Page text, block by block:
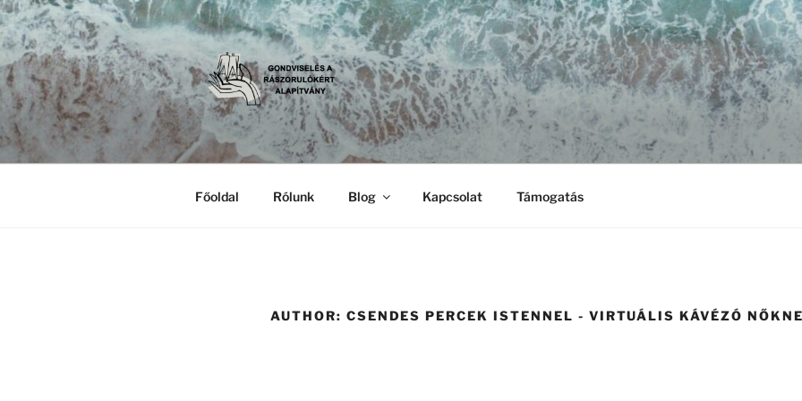
Skip
to
content
GONDVISELÉS A
ALAPÍTVÁNY
Gondviselés a Rászorulókért Alapítvány
Főoldal Rólunk Blog Kapcsolat Támogatás
AUTHOR: CSENDES PERCEK ISTENNEL - VIRTUÁLIS KÁVÉZÓ